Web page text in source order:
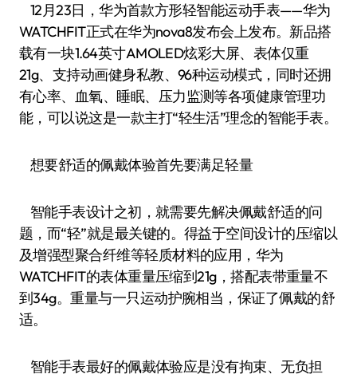
12月23日，华为首款方形轻智能运动手表——华为
WATCHFIT正式在华为nova8发布会上发布。新品搭
载有一块1.64英寸AMOLED炫彩大屏、表体仅重
21g、支持动画健身私教、96种运动模式，同时还拥
有心率、血氧、睡眠、压力监测等各项健康管理功
能，可以说这是一款主打“轻生活”理念的智能手表。
想要舒适的佩戴体验首先要满足轻量
智能手表设计之初，就需要先解决佩戴舒适的问
题，而“轻”就是最关键的。得益于空间设计的压缩以
及增强型聚合纤维等轻质材料的应用，华为
WATCHFIT的表体重量压缩到21g，搭配表带重量不
到34g。重量与一只运动护腕相当，保证了佩戴的舒
适。
智能手表最好的佩戴体验应是没有拘束、无负担